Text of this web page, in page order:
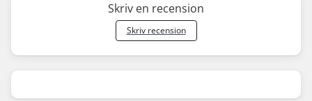
Skriv en recension
Skriv recension